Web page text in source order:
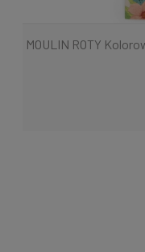
MOULIN ROTY